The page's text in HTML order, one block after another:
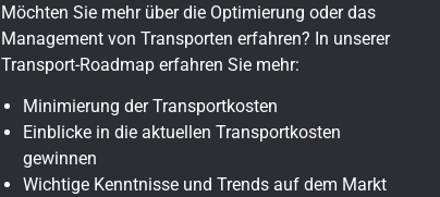
Möchten Sie mehr über die Optimierung oder das
Management von Transporten erfahren? In unserer
Transport-Roadmap erfahren Sie mehr:
Minimierung der Transportkosten
Einblicke in die aktuellen Transportkosten
gewinnen
Wichtige Kenntnisse und Trends auf dem Markt